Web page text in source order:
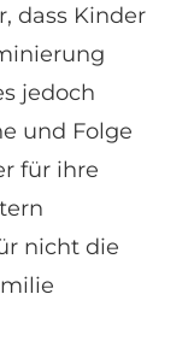
dass Kinder
jedoch
und Folge
für ihre
nicht die